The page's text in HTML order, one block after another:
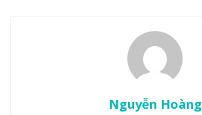
Nguyễn Hoàng